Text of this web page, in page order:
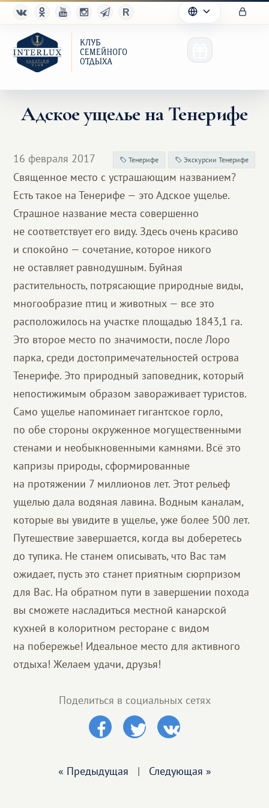
Преимущества
Партнерам
Благотворительность
Адское ущелье на Тенерифе
16 февраля 2017 Тенерифе Экскурсии Тенерифе
Священное место с устрашающим названием?
Есть такое на Тенерифе — это Адское ущелье.
Страшное название места совершенно
не соответствует его виду. Здесь очень красиво
и спокойно — сочетание, которое никого
не оставляет равнодушным. Буйная
растительность, потрясающие природные виды,
многообразие птиц и животных — все это
расположилось на участке площадью 1843,1 га.
Это второе место по значимости, после Лоро
парка, среди достопримечательностей острова
Тенерифе. Это природный заповедник, который
непостижимым образом завораживает туристов.
Само ущелье напоминает гигантское горло,
по обе стороны окруженное могущественными
стенами и необыкновенными камнями. Всё это
капризы природы, сформированные
на протяжении 7 миллионов лет. Этот рельеф
ущелью дала водяная лавина. Водным каналам,
которые вы увидите в ущелье, уже более 500 лет.
Путешествие завершается, когда вы доберетесь
до тупика. Не станем описывать, что Вас там
ожидает, пусть это станет приятным сюрпризом
для Вас. На обратном пути в завершении похода
вы сможете насладиться местной канарской
кухней в колоритном ресторане с видом
на побережье! Идеальное место для активного
отдыха! Желаем удачи, друзья!
Поделиться в социальных сетях
« Предыдущая | Следующая »